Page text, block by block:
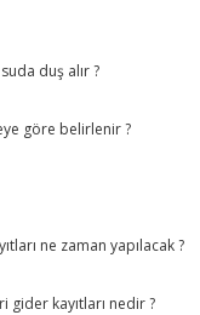
duş alır ?
göre belirlenir ?
ne zaman yapılacak ?
gider kayıtları nedir ?